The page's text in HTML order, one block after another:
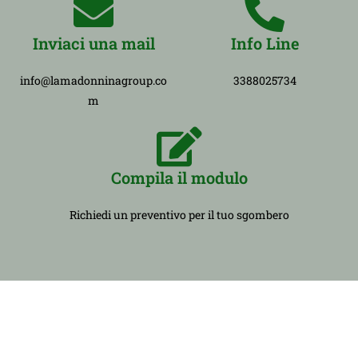
Inviaci una mail
info@lamadonninagroup.co
m
Info Line
3388025734
Compila il modulo
Richiedi un preventivo per il tuo sgombero